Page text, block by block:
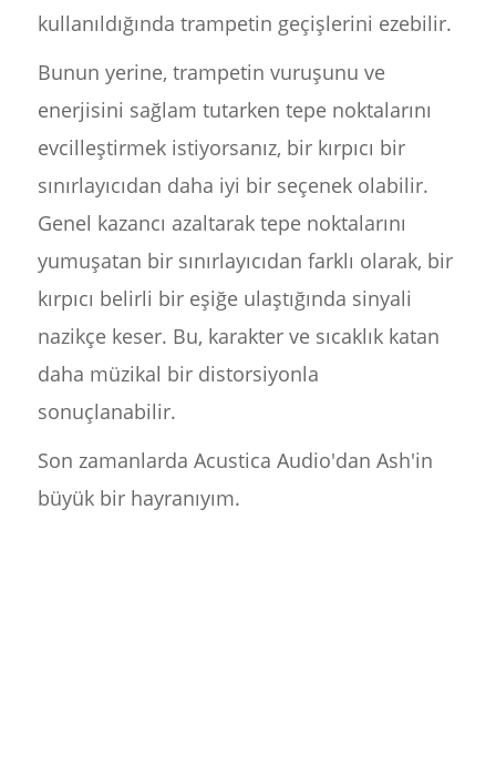
kullanıldığında trampetin geçişlerini ezebilir.
Bunun yerine, trampetin vuruşunu ve
enerjisini sağlam tutarken tepe noktalarını
evcilleştirmek istiyorsanız, bir kırpıcı bir
sınırlayıcıdan daha iyi bir seçenek olabilir.
Genel kazancı azaltarak tepe noktalarını
yumuşatan bir sınırlayıcıdan farklı olarak, bir
kırpıcı belirli bir eşiğe ulaştığında sinyali
nazikçe keser. Bu, karakter ve sıcaklık katan
daha müzikal bir distorsiyonla
sonuçlanabilir.
Son zamanlarda Acustica Audio'dan Ash'in
büyük bir hayranıyım.